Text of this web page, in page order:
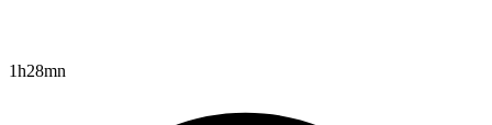
1h28mn